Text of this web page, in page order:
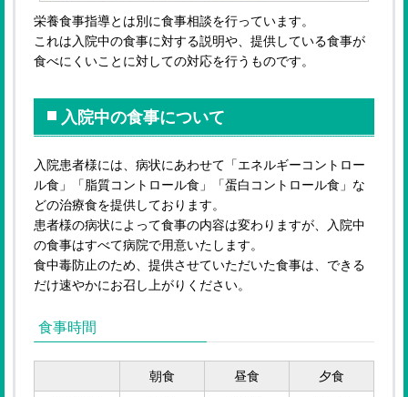
栄養食事指導とは別に食事相談を行っています。
これは入院中の食事に対する説明や、提供している食事が
食べにくいことに対しての対応を行うものです。
入院中の食事について
入院患者様には、病状にあわせて「エネルギーコントロー
ル食」「脂質コントロール食」「蛋白コントロール食」な
どの治療食を提供しております。
患者様の病状によって食事の内容は変わりますが、入院中
の食事はすべて病院で用意いたします。
食中毒防止のため、提供させていただいた食事は、できる
だけ速やかにお召し上がりください。
食事時間
朝食 昼食 夕食